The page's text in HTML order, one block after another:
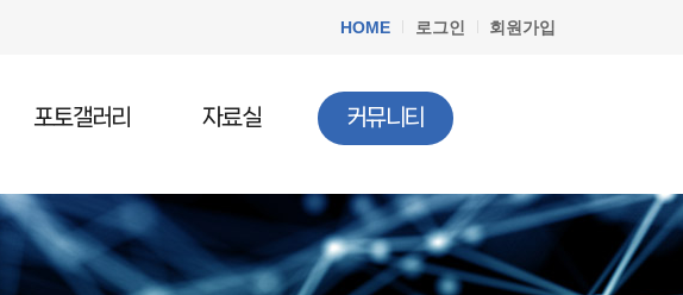
HOME 로그인 회원가입
포토갤러리 자료실
청소년법률
청소년정책
문서자료실
커뮤니티
공지사항
질문과답변
청소년행사